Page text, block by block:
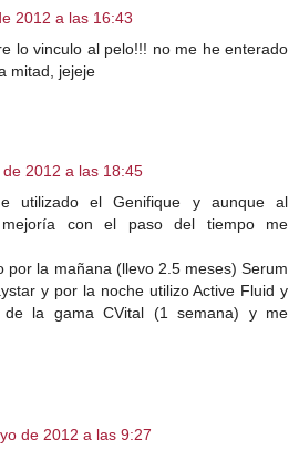
2012 a las 16:43
lo vinculo al pelo!!! no me he enterado
mitad, jejeje
2012 a las 18:45
utilizado el Genifique y aunque al
con el paso del tiempo me
por la mañana (llevo 2.5 meses) Serum
y por la noche utilizo Active Fluid y
de la gama CVital (1 semana) y me
de 2012 a las 9:27